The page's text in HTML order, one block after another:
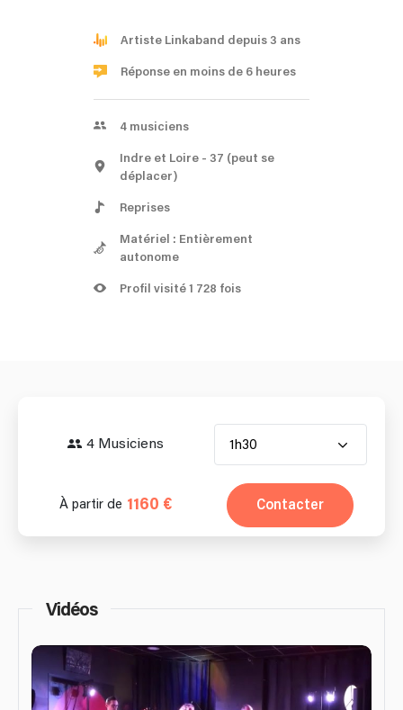
Artiste Linkaband depuis 3 ans
Réponse en moins de 6 heures
4 musiciens
Indre et Loire - 37 (peut se
déplacer)
Reprises
Matériel : Entièrement
autonome
Profil visité 1 728 fois
4 Musiciens 1h30
À partir de 1160 € Contacter
Vidéos